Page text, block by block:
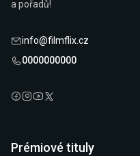
a pořadů!
info@filmflix.cz
0000000000
Prémiové tituly